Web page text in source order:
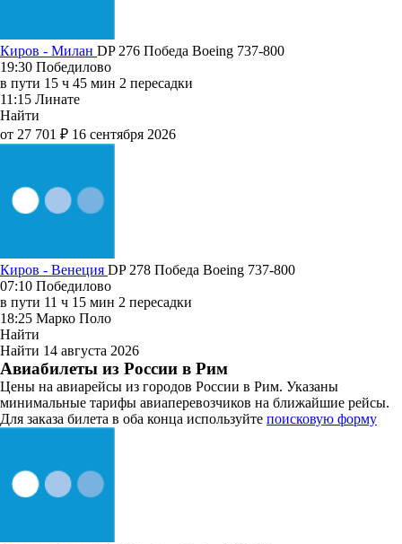
Киров - Милан DP 276 Победа Boeing 737-800
19:30 Победилово
в пути 15 ч 45 мин 2 пересадки
11:15 Линате
Найти
от 27 701 ₽ 16 сентября 2026
Киров - Венеция DP 278 Победа Boeing 737-800
07:10 Победилово
в пути 11 ч 15 мин 2 пересадки
18:25 Марко Поло
Найти
Найти 14 августа 2026
Авиабилеты из России в Рим
Цены на авиарейсы из городов России в Рим. Указаны
минимальные тарифы авиаперевозчиков на ближайшие рейсы.
Для заказа билета в оба конца используйте поисковую форму